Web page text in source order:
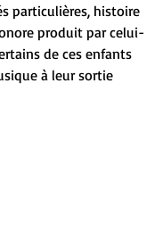
particulières, histoire
produit par celui-
de ces enfants
à leur sortie